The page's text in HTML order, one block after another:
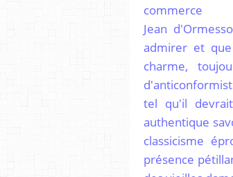
commerce
Jean
admirer et
charme,
tel qu'il
authentique
classicisme
présence